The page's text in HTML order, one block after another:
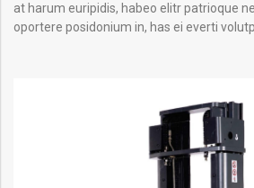
at harum euripidis, habeo elitr patrioque
oportere posidonium in, has ei everti